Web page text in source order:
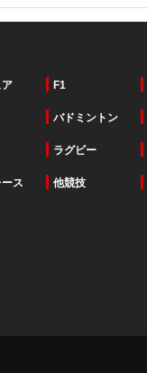
ア F1
バドミントン
ラグビー
ス 他競技